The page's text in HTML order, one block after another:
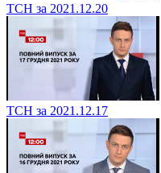
ТСН за 2021.12.20
ТСН за 2021.12.17